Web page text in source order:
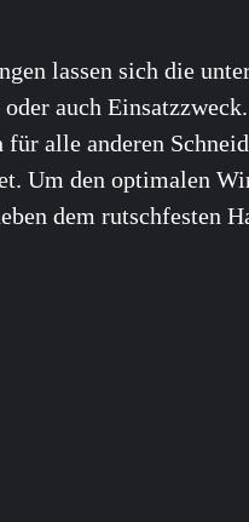
lassen sich die
auch
alle anderen
Um den optimalen
dem rutschfesten